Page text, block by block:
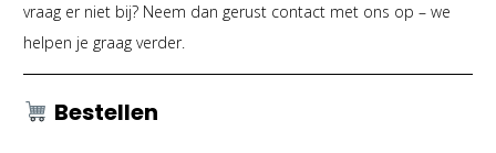
vraag er niet bij? Neem dan gerust contact met ons op – we
helpen je graag verder.
Bestellen